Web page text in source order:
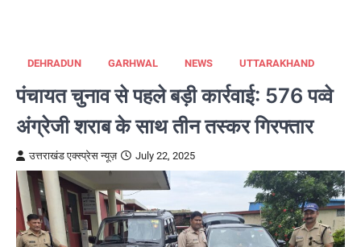
DEHRADUN GARHWAL NEWS UTTARAKHAND
पंचायत चुनाव से पहले बड़ी कार्रवाई: 576 पव्वे
अंग्रेजी शराब के साथ तीन तस्कर गिरफ्तार
उत्तराखंड एक्स्प्रेस न्यूज़ July 22, 2025